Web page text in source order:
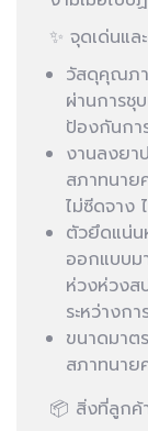
✨ จุดเด่นแ
วัสดุคุณภา
ผ่านการชุ
ป้องกันกา
งานลงยา
สภาทนาย
ไม่ซีดจาง
ตัวยึดแน่น
ออกแบบม
ห่วงห่วงส
ระหว่างก
ขนาดมาต
สภาทนาย
📦 สิ่งที่ลูกค้